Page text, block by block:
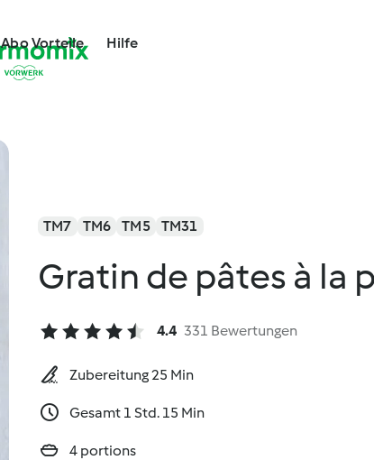
Abo Vorteile Hilfe
TM7 TM6 TM5 TM31
Gratin de pâtes à la
4.4 331 Bewertungen
Zubereitung 25 Min
Gesamt 1 Std. 15 Min
4 portions